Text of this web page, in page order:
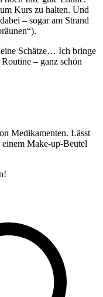
Kurs zu halten. Und
– sogar am Strand
Schätze… Ich bringe
– ganz schön
Medikamenten. Lässt
Make-up-Beutel